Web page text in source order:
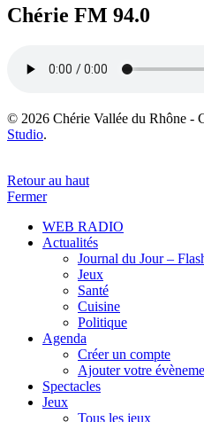
Chérie FM 94.0
© 2026 Chérie Vallée du Rhône -
Studio.
Retour au haut
Fermer
WEB RADIO
Actualités
Journal du Jour –
Jeux
Santé
Cuisine
Politique
Agenda
Créer un compte
Ajouter votre
Spectacles
Jeux
Tous les jeux